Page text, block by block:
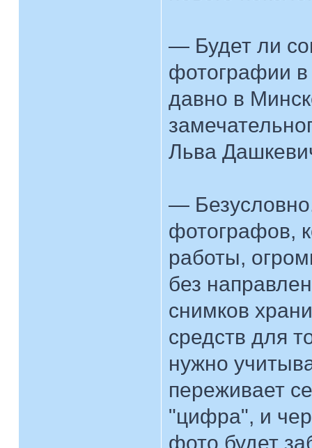
— Будет ли
фотографии в
давно в
Льва
—
фотографов,
работы,
без
снимков
средств для
нужно
переживает
"цифра", и
фото будет